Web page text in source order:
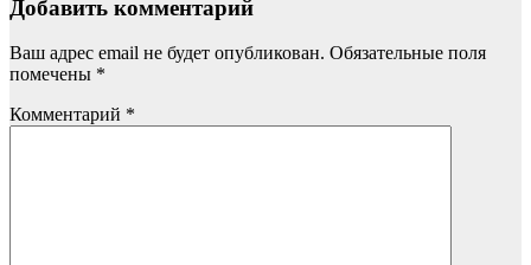
Добавить комментарий
Ваш адрес email не будет опубликован. Обязательные поля
помечены *
Комментарий *